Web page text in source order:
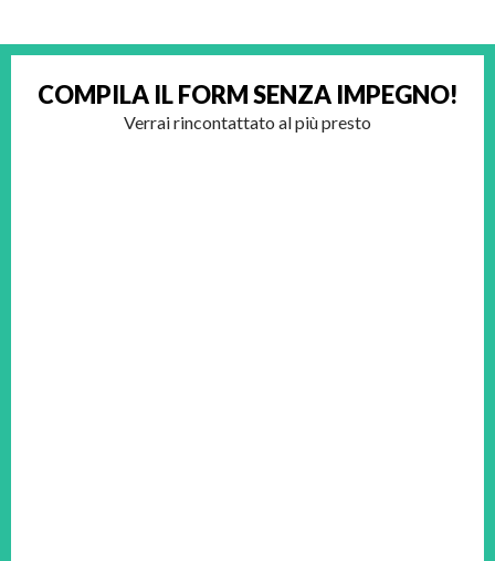
COMPILA IL FORMSENZA IMPEGNO!
Verrai rincontattato al più presto